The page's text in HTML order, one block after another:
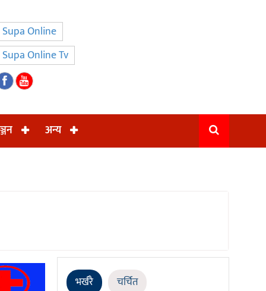
Supa Online
Supa Online Tv
अन्य
भर्खरै चर्चित